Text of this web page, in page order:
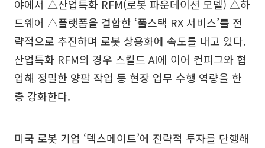
야에서 △산업특화 RFM(로봇 파운데이션 모델) △하
드웨어 △플랫폼을 결합한 ‘풀스택 RX 서비스’를 전
략적으로 추진하며 로봇 상용화에 속도를 내고 있다.
산업특화 RFM의 경우 스킬드 AI에 이어 컨피그와 협
업해 정밀한 양팔 작업 등 현장 업무 수행 역량을 한
층 강화한다.
미국 로봇 기업 ‘덱스메이트’에 전략적 투자를 단행해